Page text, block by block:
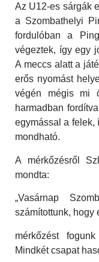
Az U12-es sárgák
a Szombathelyi
fordulóban a
végeztek, így egy
A meccs alatt a
erős nyomást
végén mégis mi
harmadban
egymással a felek,
mondható.
A mérkőzésről
mondta:
„Vasárnap
számítottunk, hogy
mérkőzést
Mindkét csapat